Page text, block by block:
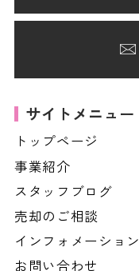
サイトメニュー
トップページ
事業紹介
スタッフブログ
売却のご相談
インフォメーション
お問い合わせ